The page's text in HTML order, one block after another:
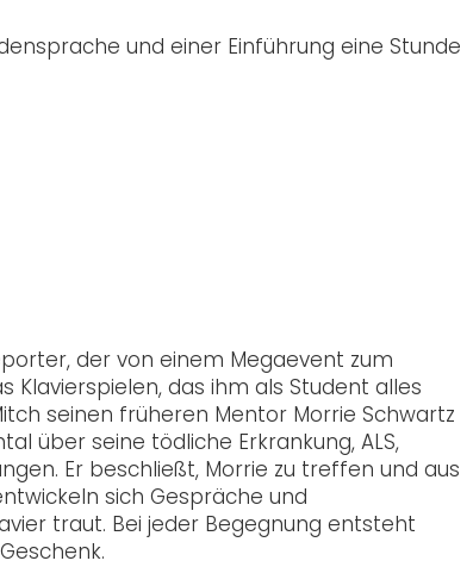
und einer Einführung eine Stunde
der von einem Megaevent zum
das ihm als Student alles
seinen früheren Mentor Morrie Schwartz
über seine tödliche Erkrankung, ALS,
Er beschließt, Morrie zu treffen und aus
sich Gespräche und
traut. Bei jeder Begegnung entsteht